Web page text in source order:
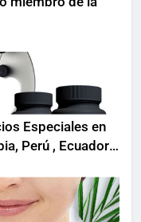
Especiales en
Perú , Ecuador,